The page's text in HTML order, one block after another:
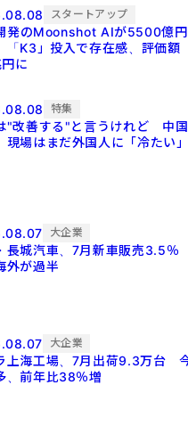
スタートアップ
発のMoonshot AIが5500億円
K3」投入で存在感、評価額
に
特集
"改善する"と言うけれど 中国
現場はまだ外国人に「冷たい
大企業
長城汽車、7月新車販売3.5％
が過半
大企業
上海工場、7月出荷9.3万台
、前年比38％増